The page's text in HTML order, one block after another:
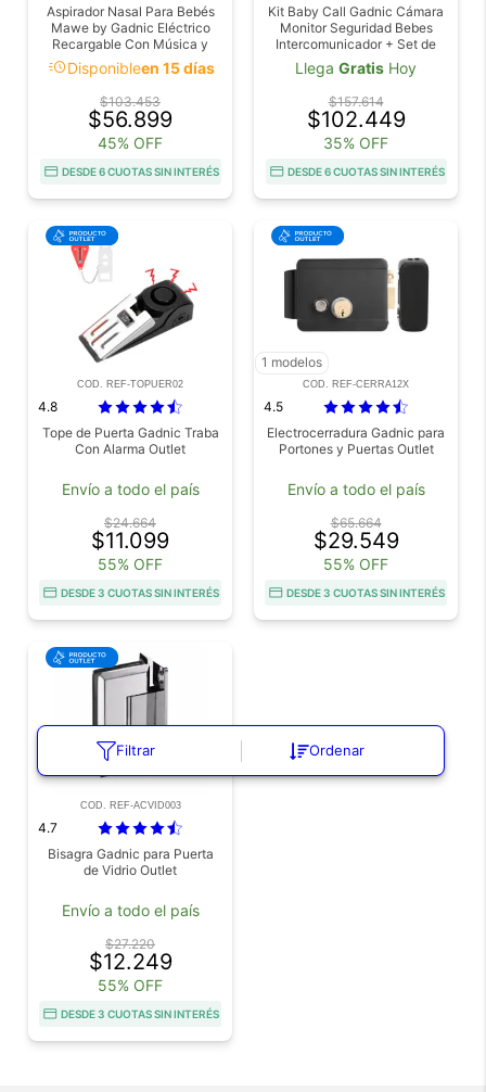
Filtrar Ordenar
Aspirador Nasal Para Bebés
Mawe by Gadnic Eléctrico
Recargable Con Música y
Luces
acuteDisponibleen 15 días
$103.453
$56.899
45% OFF
DESDE 6 CUOTAS SIN INTERÉS
Kit Baby Call Gadnic Cámara
Monitor Seguridad Bebes
Intercomunicador + Set de
Alimentación para Bebés
Gadnic Silicona
Llega Gratis Hoy
$157.614
$102.449
35% OFF
DESDE 6 CUOTAS SIN INTERÉS
COD. REF-TOPUER02
4.8
Tope de Puerta Gadnic Traba
Con Alarma Outlet
Envío a todo el país
$24.664
$11.099
55% OFF
DESDE 3 CUOTAS SIN INTERÉS
1 modelos
COD. REF-CERRA12X
4.5
Electrocerradura Gadnic para
Portones y Puertas Outlet
Envío a todo el país
$65.664
$29.549
55% OFF
DESDE 3 CUOTAS SIN INTERÉS
COD. REF-ACVID003
4.7
Bisagra Gadnic para Puerta
de Vidrio Outlet
Envío a todo el país
$27.220
$12.249
55% OFF
DESDE 3 CUOTAS SIN INTERÉS